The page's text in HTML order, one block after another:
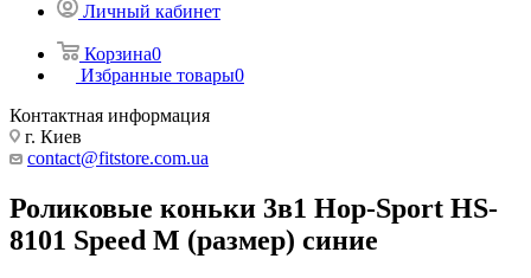
Личный кабинет
Корзина0
Избранные товары0
Контактная информация
г. Киев
contact@fitstore.com.ua
Роликовые коньки 3в1 Hop-Sport HS-
8101 Speed M (размер) синие